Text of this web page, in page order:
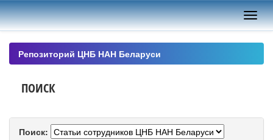
Skip
navigation
Репозиторий ЦНБ НАН Беларуси
ПОИСК
Поиск: